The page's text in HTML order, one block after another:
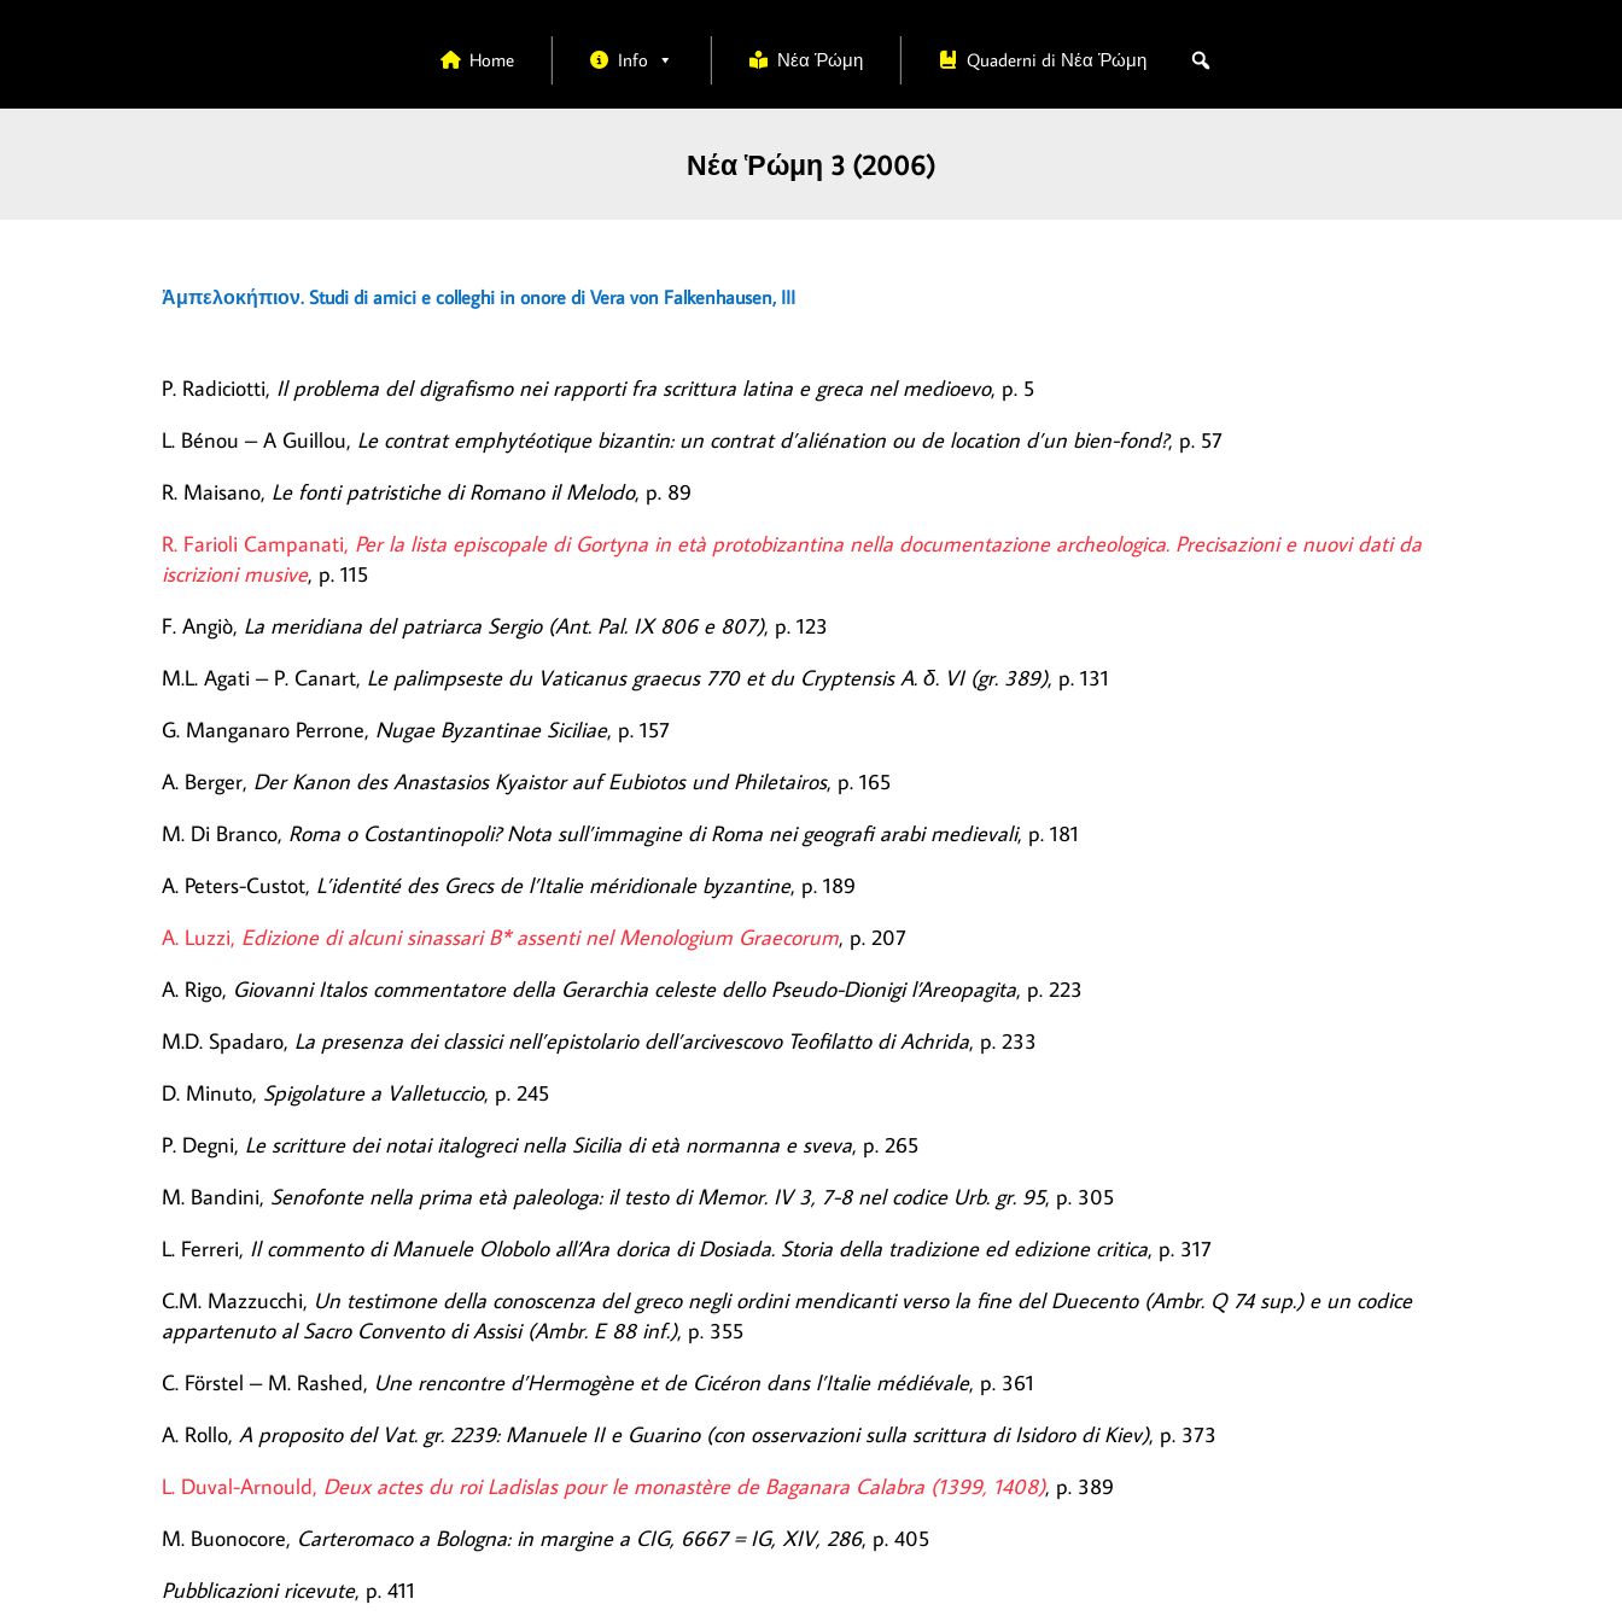
Home Info Νέα Ῥώμη Quaderni di Νέα Ῥώμη
Νέα Ῥώμη 3 (2006)
Ἀμπελοκήπιον. Studi di amici e colleghi in onore di Vera von Falkenhausen, III
P. Radiciotti, Il problema del digrafismo nei rapporti fra scrittura latina e greca nel medioevo, p. 5
L. Bénou – A Guillou, Le contrat emphytéotique bizantin: un contrat d’aliénation ou de location d’un bien-fond?, p. 57
R. Maisano, Le fonti patristiche di Romano il Melodo, p. 89
R. Farioli Campanati, Per la lista episcopale di Gortyna in età protobizantina nella documentazione archeologica. Precisazioni e nuovi dati da
iscrizioni musive, p. 115
F. Angiò, La meridiana del patriarca Sergio (Ant. Pal. IX 806 e 807), p. 123
M.L. Agati – P. Canart, Le palimpseste du Vaticanus graecus 770 et du Cryptensis A. δ. VI (gr. 389), p. 131
G. Manganaro Perrone, Nugae Byzantinae Siciliae, p. 157
A. Berger, Der Kanon des Anastasios Kyaistor auf Eubiotos und Philetairos, p. 165
M. Di Branco, Roma o Costantinopoli? Nota sull’immagine di Roma nei geografi arabi medievali, p. 181
A. Peters-Custot, L’identité des Grecs de l’Italie méridionale byzantine, p. 189
A. Luzzi, Edizione di alcuni sinassari B* assenti nel Menologium Graecorum, p. 207
A. Rigo, Giovanni Italos commentatore della Gerarchia celeste dello Pseudo-Dionigi l’Areopagita, p. 223
M.D. Spadaro, La presenza dei classici nell’epistolario dell’arcivescovo Teofilatto di Achrida, p. 233
D. Minuto, Spigolature a Valletuccio, p. 245
P. Degni, Le scritture dei notai italogreci nella Sicilia di età normanna e sveva, p. 265
M. Bandini, Senofonte nella prima età paleologa: il testo di Memor. IV 3, 7-8 nel codice Urb. gr. 95, p. 305
L. Ferreri, Il commento di Manuele Olobolo all’Ara dorica di Dosiada. Storia della tradizione ed edizione critica, p. 317
C.M. Mazzucchi, Un testimone della conoscenza del greco negli ordini mendicanti verso la fine del Duecento (Ambr. Q 74 sup.) e un codice
appartenuto al Sacro Convento di Assisi (Ambr. E 88 inf.), p. 355
C. Förstel – M. Rashed, Une rencontre d’Hermogène et de Cicéron dans l’Italie médiévale, p. 361
A. Rollo,A proposito del Vat. gr. 2239: Manuele II e Guarino (con osservazioni sulla scrittura di Isidoro di Kiev), p. 373
L. Duval-Arnould, Deux actes du roi Ladislas pour le monastère de Baganara Calabra (1399, 1408), p. 389
M. Buonocore, Carteromaco a Bologna: in margine a CIG, 6667 = IG, XIV, 286, p. 405
Pubblicazioni ricevute, p. 411